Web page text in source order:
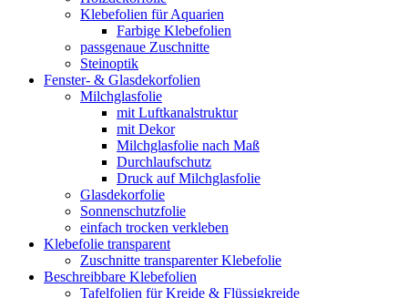
Klebefolien für Aquarien
Farbige Klebefolien
passgenaue Zuschnitte
Steinoptik
Fenster- & Glasdekorfolien
Milchglasfolie
mit Luftkanalstruktur
mit Dekor
Milchglasfolie nach Maß
Durchlaufschutz
Druck auf Milchglasfolie
Glasdekorfolie
Sonnenschutzfolie
einfach trocken verkleben
Klebefolie transparent
Zuschnitte transparenter Klebefolie
Beschreibbare Klebefolien
Tafelfolien für Kreide & Flüssigkreide